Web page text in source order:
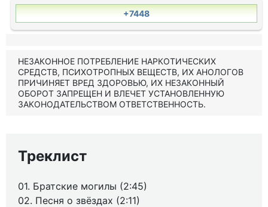
+7448
НЕЗАКОННОЕ ПОТРЕБЛЕНИЕ НАРКОТИЧЕСКИХ
СРЕДСТВ, ПСИХОТРОПНЫХ ВЕЩЕСТВ, ИХ АНОЛОГОВ
ПРИЧИНЯЕТ ВРЕД ЗДОРОВЬЮ, ИХ НЕЗАКОННЫЙ
ОБОРОТ ЗАПРЕЩЕН И ВЛЕЧЕТ УСТАНОВЛЕННУЮ
ЗАКОНОДАТЕЛЬСТВОМ ОТВЕТСТВЕННОСТЬ.
Треклист
01. Братские могилы (2:45)
02. Песня о звёздах (2:11)